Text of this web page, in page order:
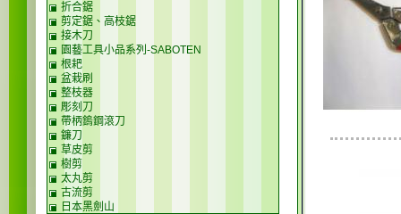
折合鋸
剪定鋸、高枝鋸
接木刀
園藝工具小品系列-SABOTEN
根耙
盆栽刷
整枝器
彫刻刀
帶柄鎢鋼滾刀
鐮刀
草皮剪
樹剪
太丸剪
古流剪
日本黑劍山